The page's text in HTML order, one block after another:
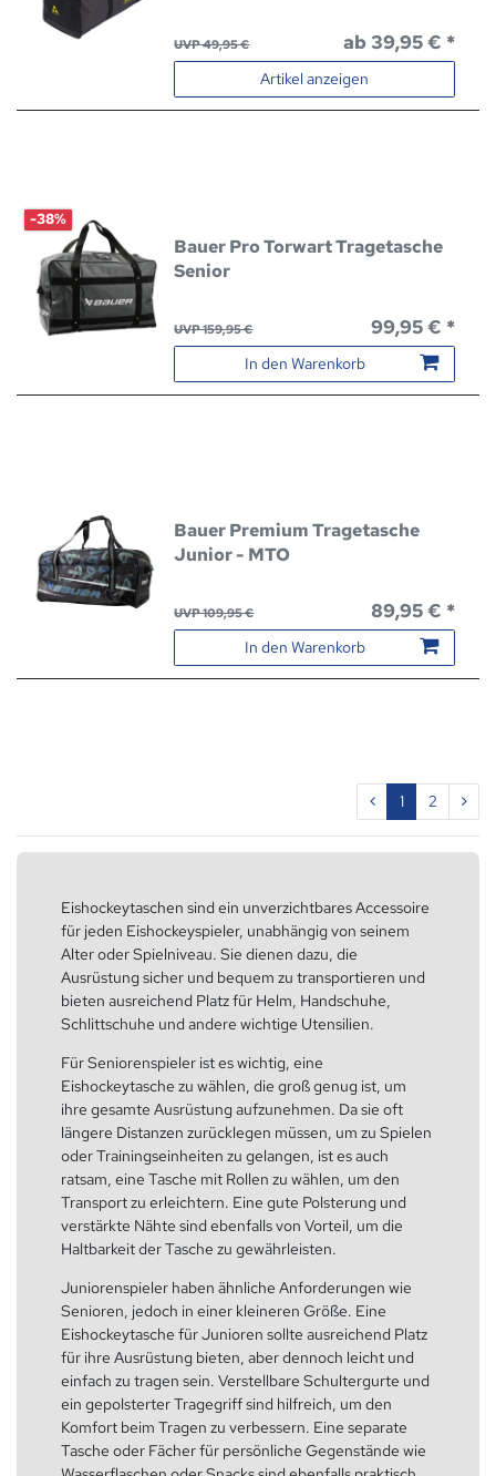
UVP 49,95 € ab 39,95 € *
Artikel anzeigen
-38%
Bauer Pro Torwart Tragetasche
Senior
UVP 159,95 € 99,95 € *
In den Warenkorb
Bauer Premium Tragetasche
Junior - MTO
UVP 109,95 € 89,95 € *
In den Warenkorb
1 2
Eishockeytaschen sind ein unverzichtbares Accessoire
für jeden Eishockeyspieler, unabhängig von seinem
Alter oder Spielniveau. Sie dienen dazu, die
Ausrüstung sicher und bequem zu transportieren und
bieten ausreichend Platz für Helm, Handschuhe,
Schlittschuhe und andere wichtige Utensilien.
Für Seniorenspieler ist es wichtig, eine
Eishockeytasche zu wählen, die groß genug ist, um
ihre gesamte Ausrüstung aufzunehmen. Da sie oft
längere Distanzen zurücklegen müssen, um zu Spielen
oder Trainingseinheiten zu gelangen, ist es auch
ratsam, eine Tasche mit Rollen zu wählen, um den
Transport zu erleichtern. Eine gute Polsterung und
verstärkte Nähte sind ebenfalls von Vorteil, um die
Haltbarkeit der Tasche zu gewährleisten.
Juniorenspieler haben ähnliche Anforderungen wie
Senioren, jedoch in einer kleineren Größe. Eine
Eishockeytasche für Junioren sollte ausreichend Platz
für ihre Ausrüstung bieten, aber dennoch leicht und
einfach zu tragen sein. Verstellbare Schultergurte und
ein gepolsterter Tragegriff sind hilfreich, um den
Komfort beim Tragen zu verbessern. Eine separate
Tasche oder Fächer für persönliche Gegenstände wie